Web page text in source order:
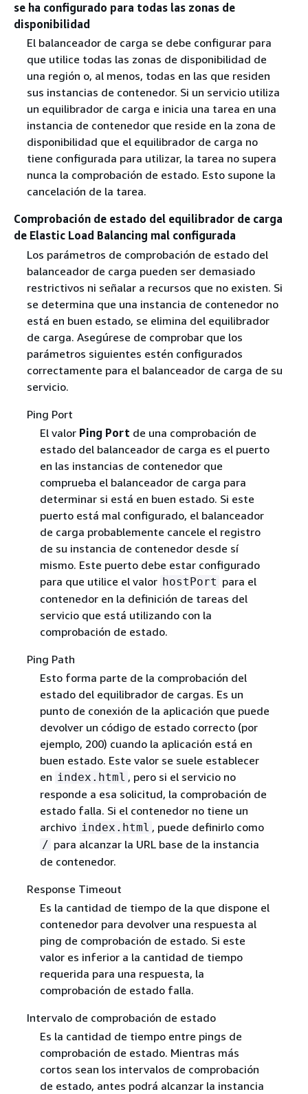
se ha configurado para todas las zonas de
disponibilidad
El balanceador de carga se debe configurar para
que utilice todas las zonas de disponibilidad de
una región o, al menos, todas en las que residen
sus instancias de contenedor. Si un servicio utiliza
un equilibrador de carga e inicia una tarea en una
instancia de contenedor que reside en la zona de
disponibilidad que el equilibrador de carga no
tiene configurada para utilizar, la tarea no supera
nunca la comprobación de estado. Esto supone la
cancelación de la tarea.
Comprobación de estado del equilibrador de carga
de Elastic Load Balancing mal configurada
Los parámetros de comprobación de estado del
balanceador de carga pueden ser demasiado
restrictivos ni señalar a recursos que no existen. Si
se determina que una instancia de contenedor no
está en buen estado, se elimina del equilibrador
de carga. Asegúrese de comprobar que los
parámetros siguientes estén configurados
correctamente para el balanceador de carga de su
servicio.
Ping Port
El valor Ping Port de una comprobación de
estado del balanceador de carga es el puerto
en las instancias de contenedor que
comprueba el balanceador de carga para
determinar si está en buen estado. Si este
puerto está mal configurado, el balanceador
de carga probablemente cancele el registro
de su instancia de contenedor desde sí
mismo. Este puerto debe estar configurado
para que utilice el valor hostPort para el
contenedor en la definición de tareas del
servicio que está utilizando con la
comprobación de estado.
Ping Path
Esto forma parte de la comprobación del
estado del equilibrador de cargas. Es un
punto de conexión de la aplicación que puede
devolver un código de estado correcto (por
ejemplo, 200) cuando la aplicación está en
buen estado. Este valor se suele establecer
en index.html , pero si el servicio no
responde a esa solicitud, la comprobación de
estado falla. Si el contenedor no tiene un
archivo index.html , puede definirlo como
/ para alcanzar la URL base de la instancia
de contenedor.
Response Timeout
Es la cantidad de tiempo de la que dispone el
contenedor para devolver una respuesta al
ping de comprobación de estado. Si este
valor es inferior a la cantidad de tiempo
requerida para una respuesta, la
comprobación de estado falla.
Intervalo de comprobación de estado
Es la cantidad de tiempo entre pings de
comprobación de estado. Mientras más
cortos sean los intervalos de comprobación
de estado, antes podrá alcanzar la instancia